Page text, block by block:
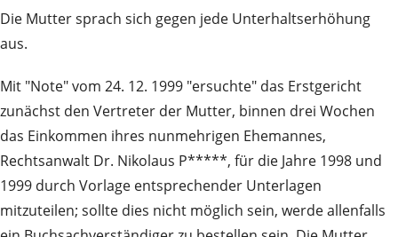
Die Mutter sprach sich gegen jede Unterhaltserhöhung
aus.
Mit "Note" vom 24. 12. 1999 "ersuchte" das Erstgericht
zunächst den Vertreter der Mutter, binnen drei Wochen
das Einkommen ihres nunmehrigen Ehemannes,
Rechtsanwalt Dr. Nikolaus P*****, für die Jahre 1998 und
1999 durch Vorlage entsprechender Unterlagen
mitzuteilen; sollte dies nicht möglich sein, werde allenfalls